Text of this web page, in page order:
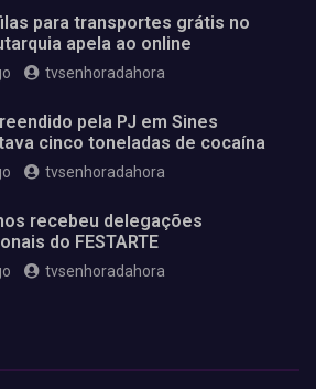
para transportes grátis no
apela ao online
tvsenhoradahora
pela PJ em Sines
cinco toneladas de cocaína
tvsenhoradahora
recebeu delegações
do FESTARTE
tvsenhoradahora